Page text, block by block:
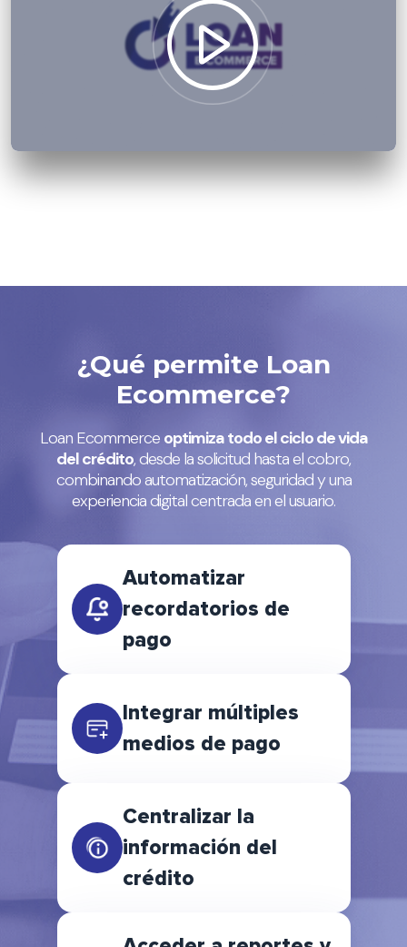
¿Qué permite Loan
Ecommerce?
Loan Ecommerce optimiza todo el ciclo de vida
del crédito, desde la solicitud hasta el cobro,
combinando automatización, seguridad y una
experiencia digital centrada en el usuario.
Automatizar
recordatorios de
pago
Integrar múltiples
medios de pago
Centralizar la
información del
crédito